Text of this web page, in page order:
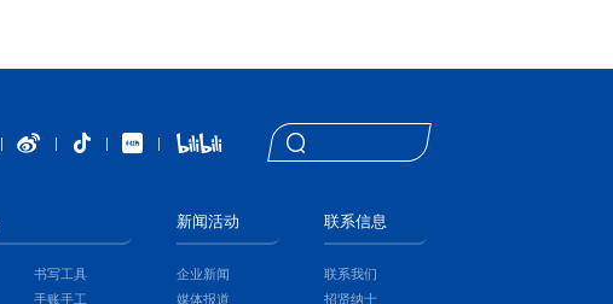
| | | |
书写工具
手账手工
新闻活动
企业新闻
媒体报道
联系信息
联系我们
招贤纳士